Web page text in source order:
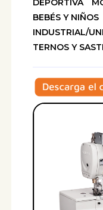
DEPORTIVA
BEBÉS Y NIÑOS
INDUSTRIAL/
TERNOS Y